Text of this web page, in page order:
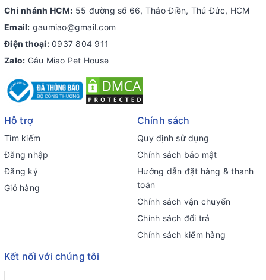
Chi nhánh HCM: 55 đường số 66, Thảo Điền, Thủ Đức, HCM
Email: gaumiao@gmail.com
Điện thoại: 0937 804 911
Zalo: Gâu Miao Pet House
Hỗ trợ
Tìm kiếm
Đăng nhập
Đăng ký
Giỏ hàng
Chính sách
Quy định sử dụng
Chính sách bảo mật
Hướng dẫn đặt hàng & thanh
toán
Chính sách vận chuyển
Chính sách đổi trả
Chính sách kiểm hàng
Kết nối với chúng tôi